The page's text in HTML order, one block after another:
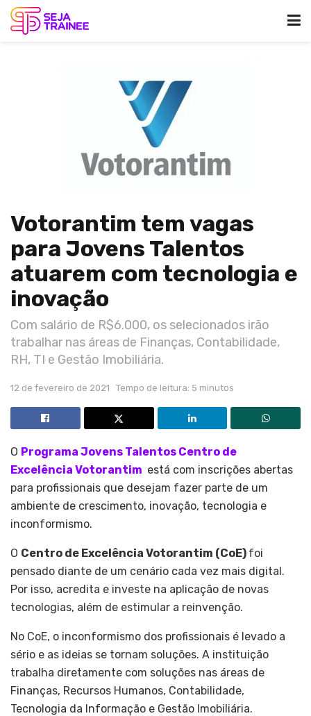
Votorantim tem vagas
para Jovens Talentos
atuarem com tecnologia e
inovação
Com salário de R$6.000, os selecionados irão
trabalhar nas áreas de Finanças, Contabilidade,
RH, TI e Gestão Imobiliária.
12 de fevereiro de 2021 Tempo de leitura: 5 minutos
O Programa Jovens Talentos Centro de
Excelência Votorantim está com inscrições abertas
para profissionais que desejam fazer parte de um
ambiente de crescimento, inovação, tecnologia e
inconformismo.
O Centro de Excelência Votorantim (CoE) foi
pensado diante de um cenário cada vez mais digital.
Por isso, acredita e investe na aplicação de novas
tecnologias, além de estimular a reinvenção.
No CoE, o inconformismo dos profissionais é levado a
sério e as ideias se tornam soluções. A instituição
trabalha diretamente com soluções nas áreas de
Finanças, Recursos Humanos, Contabilidade,
Tecnologia da Informação e Gestão Imobiliária.